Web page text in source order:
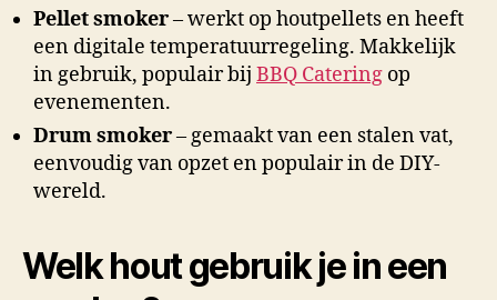
Pellet smoker– werkt op houtpellets en heeft
een digitale temperatuurregeling. Makkelijk
in gebruik, populair bij BBQ Catering op
evenementen.
Drum smoker– gemaakt van een stalen vat,
eenvoudig van opzet en populair in de DIY-
wereld.
Welk hout gebruik je in een